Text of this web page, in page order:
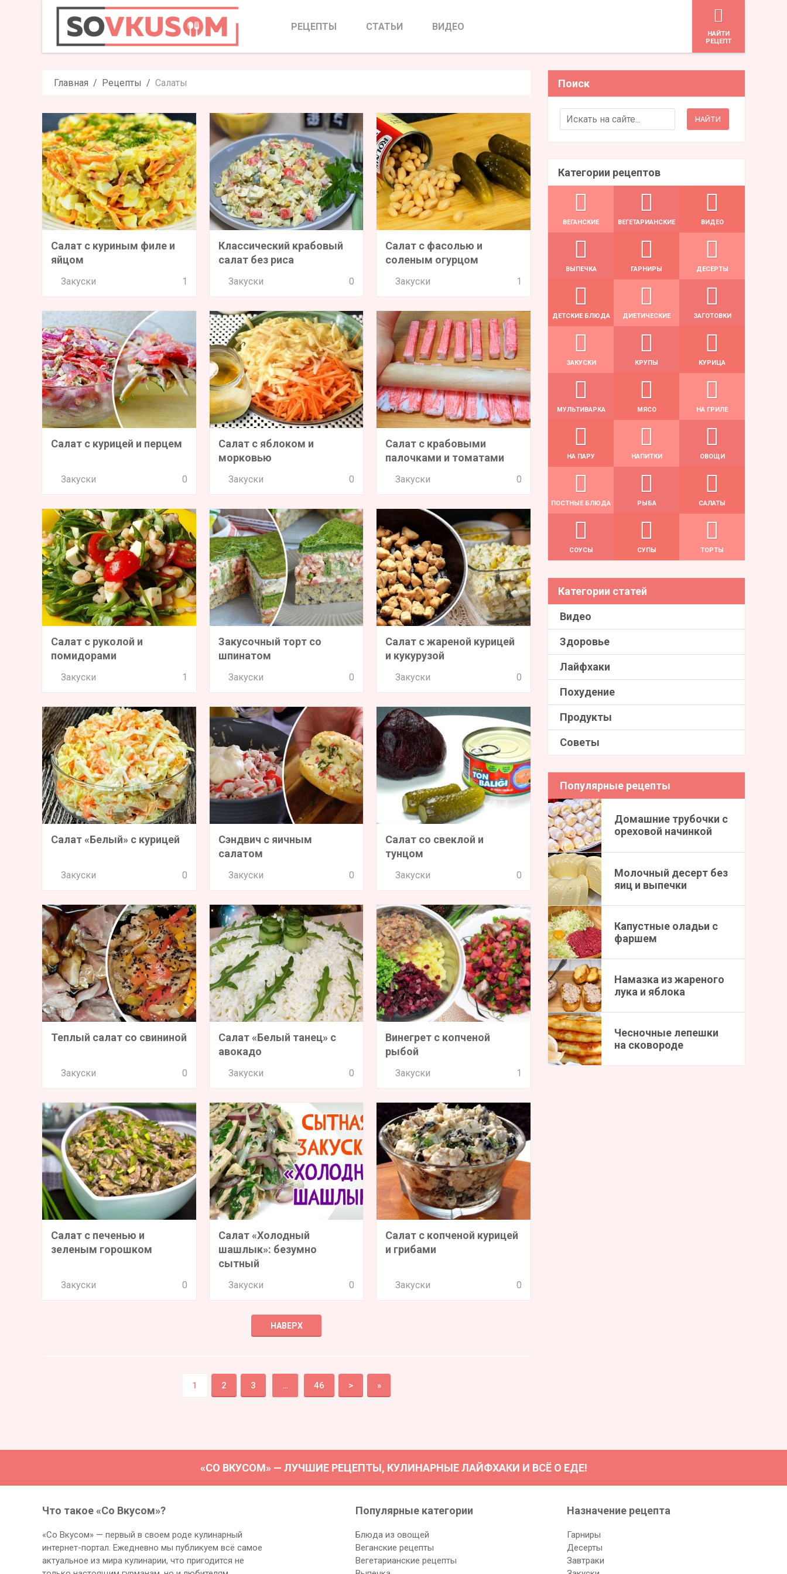
РЕЦЕПТЫ СТАТЬИ ВИДЕО
HАЙТИ
РЕЦЕПТ
Главная Рецепты Салаты
Салат с куриным филе и
яйцом
Закуски 1
Классический крабовый
салат без риса
Закуски 0
Салат с фасолью и
соленым огурцом
Закуски 1
Салат с курицей и перцем
Закуски 0
Салат с яблоком и
морковью
Закуски 0
Салат с крабовыми
палочками и томатами
Закуски 0
Салат с руколой и
помидорами
Закуски 1
Закусочный торт со
шпинатом
Закуски 0
Салат с жареной курицей
и кукурузой
Закуски 0
Салат «Белый» с курицей
Закуски 0
Сэндвич с яичным
салатом
Закуски 0
Салат со свеклой и
тунцом
Закуски 0
Теплый салат со свининой
Закуски 0
Салат «Белый танец» с
авокадо
Закуски 0
Винегрет с копченой
рыбой
Закуски 1
Салат с печенью и
зеленым горошком
Закуски 0
Салат «Холодный
шашлык»: безумно
сытный
Закуски 0
Салат с копченой курицей
и грибами
Закуски 0
НАВЕРХ
1 2 3 … 46 > »
Поиск
Search for:
Категории рецептов
ВЕГАНСКИЕ ВЕГЕТАРИАНСКИЕ ВИДЕО
ВЫПЕЧКА ГАРНИРЫ ДЕСЕРТЫ
ДЕТСКИЕ БЛЮДА ДИЕТИЧЕСКИЕ ЗАГОТОВКИ
ЗАКУСКИ КРУПЫ КУРИЦА
МУЛЬТИВАРКА МЯСО НА ГРИЛЕ
НА ПАРУ НАПИТКИ ОВОЩИ
ПОСТНЫЕ БЛЮДА РЫБА САЛАТЫ
СОУСЫ СУПЫ ТОРТЫ
Категории статей
Видео
Здоровье
Лайфхаки
Похудение
Продукты
Советы
Популярные рецепты
Домашние трубочки с
ореховой начинкой
Молочный десерт без
яиц и выпечки
Капустные оладьи с
фаршем
Намазка из жареного
лука и яблока
Чесночные лепешки
на сковороде
«СО ВКУСОМ» — ЛУЧШИЕ РЕЦЕПТЫ, КУЛИНАРНЫЕ ЛАЙФХАКИ И ВСЁ О ЕДЕ!
Что такое «Со Вкусом»?
«Со Вкусом» — первый в своем роде кулинарный
интернет-портал. Ежедневно мы публикуем всё самое
актуальное из мира кулинарии, что пригодится не
Популярные категории
Блюда из овощей
Веганские рецепты
Вегетарианские рецепты
Назначение рецептa
Гарниры
Десерты
Завтраки